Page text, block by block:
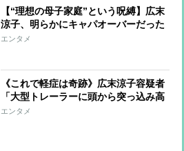
【“理想の母子家庭”という呪縛】広末
涼子、明らかにキャパオーバーだった
独立後の働きぶり 事故の数日前から
エンタメ
《これで軽症は奇跡》広末涼子容疑者
「大型トレーラーに頭から突っ込み高
級車が大破」本人は車線に飛び出しマ
エンタメ